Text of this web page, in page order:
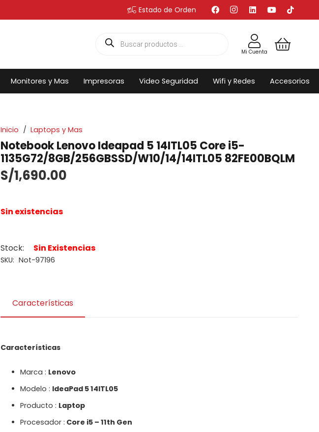
Estado de Orden
Búsqueda
de
Mi Cuenta
Monitores y Mas Impresoras Video Seguridad Wifi y Redes Accesorios
Inicio / Laptops y Mas
Notebook Lenovo Ideapad 5 14ITL05 Core i5-
1135G72/8GB/256GBSSD/W10/14/14ITL05 82FE00BQLM
S/1,690.00
Sin existencias
Stock: Sin Existencias
SKU: Not-97196
Características
Características
Marca : Lenovo
Modelo : IdeaPad 5 14ITL05
Producto : Laptop
Procesador : Core i5 – 11th Gen